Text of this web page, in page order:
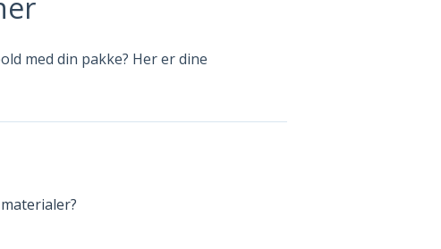
med din pakke? Her er dine